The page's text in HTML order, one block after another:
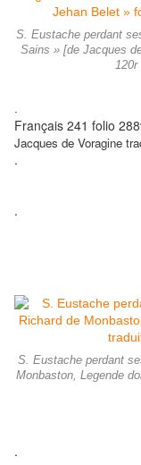
S. Eustache perdant
Sains » [de Jacques
120r
Français 241 folio
Jacques de Voragine
.
.
S. Eustache perdant
Monbaston, Legende
.